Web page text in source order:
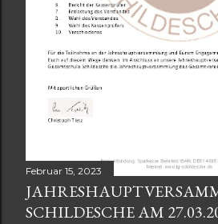
Februar 15, 2023
SCHILDESCHE AM